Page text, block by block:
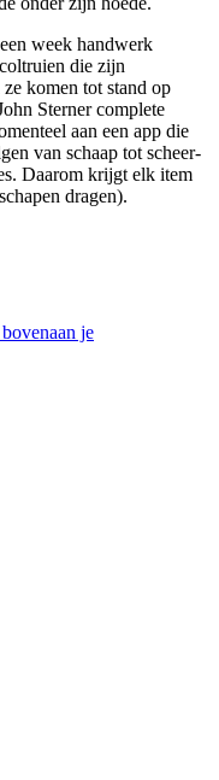
week handwerk
die zijn
komen tot stand op
Sterner complete
aan een app die
van schaap tot scheer-
Daarom krijgt elk item
dragen).
je